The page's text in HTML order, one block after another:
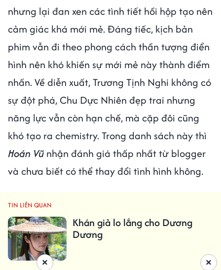
nhưng lại đan xen các tình tiết hồi hộp tạo nên
cảm giác khá mới mẻ. Đáng tiếc, kịch bản
phim vẫn đi theo phong cách thần tượng điển
hình nên khó khiến sự mới mẻ này thành điểm
nhấn. Về diễn xuất, Trương Tịnh Nghi không có
sự đột phá, Chu Dực Nhiên đẹp trai nhưng
năng lực vẫn còn hạn chế, mà cặp đôi cũng
khó tạo ra chemistry. Trong danh sách này thì
Hoán Vũ nhận đánh giá thấp nhất từ blogger
và chưa biết có thể thay đổi tình hình không.
TIN LIÊN QUAN
Khán giả lo lắng cho Dương
Dương
×
×